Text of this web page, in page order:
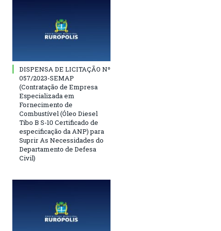
DISPENSA DE LICITAÇÃO Nº
057/2023-SEMAP
(Contratação de Empresa
Especializada em
Fornecimento de
Combustível (Óleo Diesel
Tibo B S-10 Certificado de
especificação da ANP) para
Suprir As Necessidades do
Departamento de Defesa
Civil)